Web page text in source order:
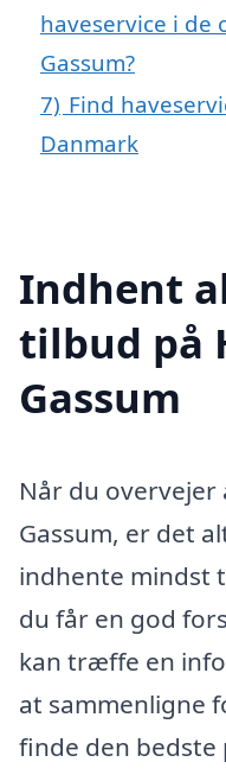
haveservice i
Gassum?
7) Find
Danmark
Indhent
tilbud på
Gassum
Når du
Gassum, er det
indhente mindst
du får en god
kan træffe en
at sammenligne
finde den bedste